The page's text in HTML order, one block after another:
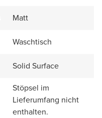
Matt
Waschtisch
Solid Surface
Stöpsel im
Lieferumfang nicht
enthalten.